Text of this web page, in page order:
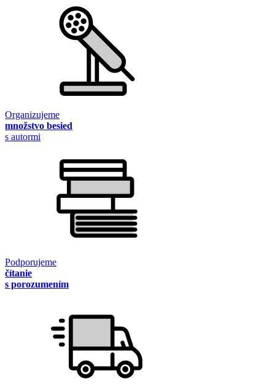
Organizujeme
množstvo besied
s autormi
Podporujeme
čítanie
s porozumením